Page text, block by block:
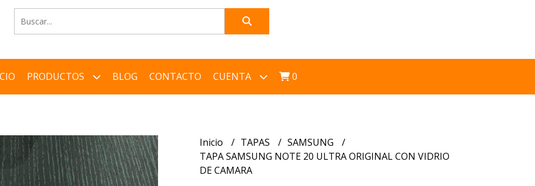
PRODUCTOS BLOG CONTACTO CUENTA 0
Inicio TAPAS
SAMSUNG
TAPA SAMSUNG NOTE 20 ULTRA ORIGINAL CON VIDRIO
DE CAMARA